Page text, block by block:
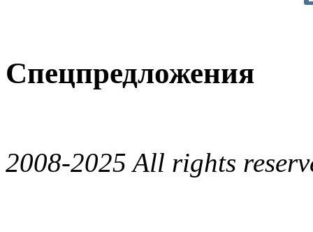
Спецпредложения
2008-2025 All rights